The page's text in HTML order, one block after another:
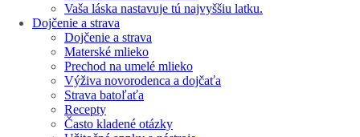
Vaša láska nastavuje tú najvyššiu latku.
Dojčenie a strava
Dojčenie a strava
Materské mlieko
Prechod na umelé mlieko
Výživa novorodenca a dojčaťa
Strava batoľaťa
Recepty
Často kladené otázky